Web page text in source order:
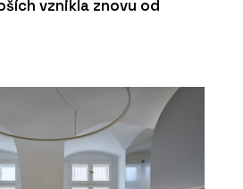
vznikla znovu od